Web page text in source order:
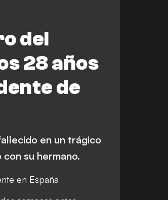
del
28 años
de
en un trágico
su hermano.
en España